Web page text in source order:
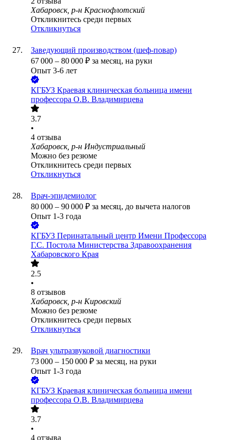
Хабаровск, р-н Краснофлотский
Откликнитесь среди первых
Откликнуться
Заведующий производством (шеф-повар)
67 000 – 80 000 ₽ за месяц, на руки
Опыт 3-6 лет
КГБУЗ Краевая клиническая больница имени
профессора О.В. Владимирцева
3.7
•
4 отзыва
Хабаровск, р-н Индустриальный
Можно без резюме
Откликнитесь среди первых
Откликнуться
Врач-эпидемиолог
80 000 – 90 000 ₽ за месяц, до вычета налогов
Опыт 1-3 года
КГБУЗ Перинатальный центр Имени Профессора
Г.С. Постола Министерства Здравоохранения
Хабаровского Края
2.5
•
8 отзывов
Хабаровск, р-н Кировский
Можно без резюме
Откликнитесь среди первых
Откликнуться
Врач ультразвуковой диагностики
73 000 – 150 000 ₽ за месяц, на руки
Опыт 1-3 года
КГБУЗ Краевая клиническая больница имени
профессора О.В. Владимирцева
3.7
•
4 отзыва